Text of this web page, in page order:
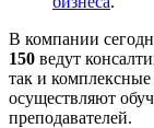
В компании
150 ведут
так и
осуществляют
преподавателей.